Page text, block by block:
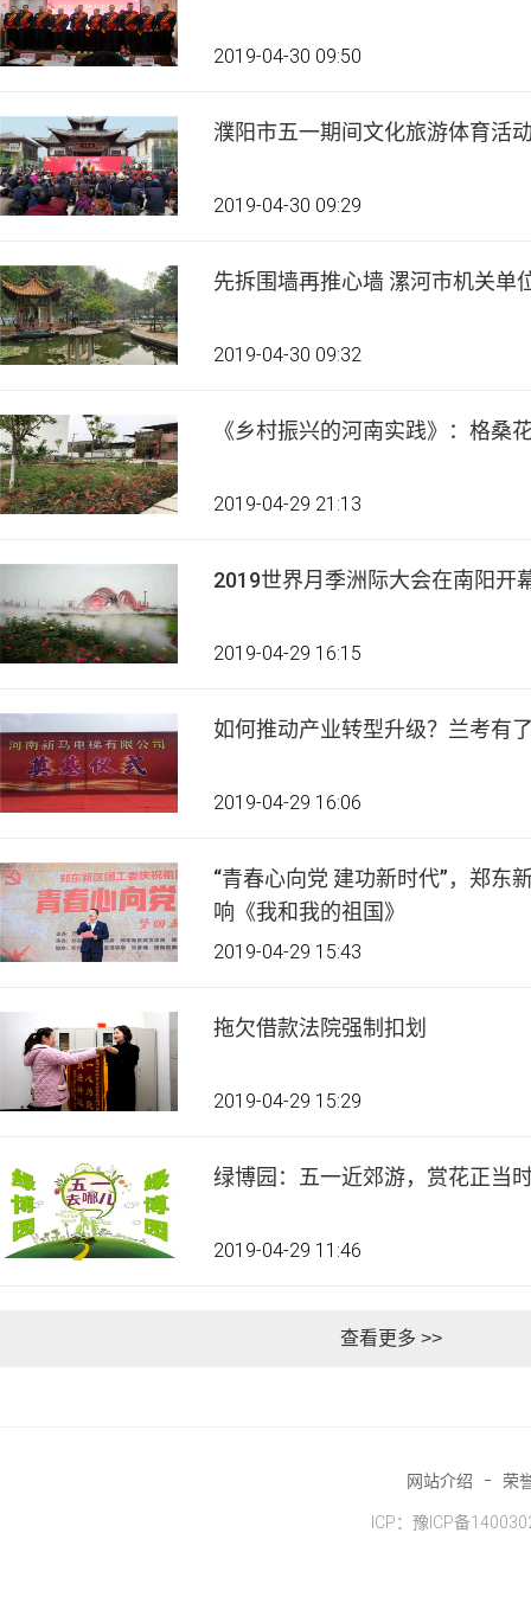
2019-04-30 09:50
濮阳市五一期间文化旅游体育活
2019-04-30 09:29
先拆围墙再推心墙 漯
2019-04-30 09:32
《乡村振兴的河南实践》：格桑
2019-04-29 21:13
2019世界月季洲际大会在南阳开
2019-04-29 16:15
如何推动产业转型升级？兰考有
2019-04-29 16:06
“青春心向党 建功新时代”，郑东
响《我和我的祖国》
2019-04-29 15:43
拖欠借款法院强制扣划
2019-04-29 15:29
绿博园：五一近郊游，赏花正当
2019-04-29 11:46
查看更多 >>
网站介绍 荣
ICP：豫ICP备